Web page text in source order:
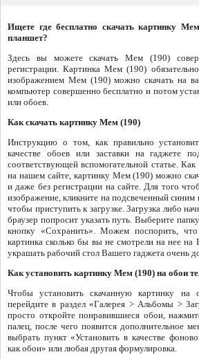
Ищете где бесплатно скачать картинку
планшет?
Здесь вы можете скачать Мем (190)
регистрации. Картинка Мем (190)
изображением Мем (190) можно скачать на
компьютер совершенно бесплатно и потом
или обоев.
Как скачать картинку Мем (190)
Инструкцию о том, как правильно
качестве обоев или заставки на гаджете
соответствующей вспомогательной статье.
на нашем сайте, картинку Мем (190) можно
и даже без регистрации на сайте. Для того
изображение, кликните на подсвеченный синим
чтобы приступить к загрузке. Загрузка либо
браузер попросит указать путь. Выберите
кнопку «Сохранить». Можем поспорить,
картинка сколько бы вы не смотрели на нее
украшать рабочий стол Вашего гаджета очень
Как установить картинку Мем (190) на обои
Чтобы установить скачанную картинку на
перейдите в раздел «Галерея > Альбомы >
просто откройте понравившиеся обои,
палец, после чего появится дополнительное
выбрать пункт «Установить в качестве
как обои» или любая другая формулировка.